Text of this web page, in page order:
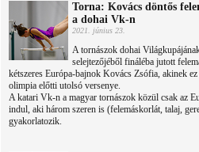
Torna: Kovács döntős
a dohai Vk-n
2021. június 23.
A tornászok dohai
selejtezőjéből fináléba jutott
kétszeres Európa-bajnok Kovács Zsófia, akinek ez
olimpia előtti utolsó versenye.
A katari Vk-n a magyar tornászok közül csak az
indul, aki három szeren is (felemáskorlát, talaj,
gyakorlatozik.